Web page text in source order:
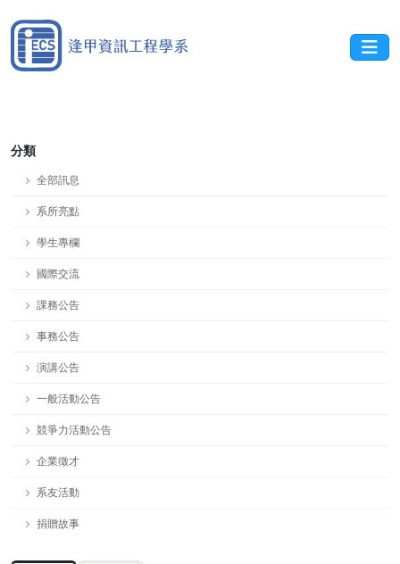
分類
全部訊息
系所亮點
學生專欄
國際交流
課務公告
事務公告
演講公告
一般活動公告
競爭力活動公告
企業徵才
系友活動
捐贈故事